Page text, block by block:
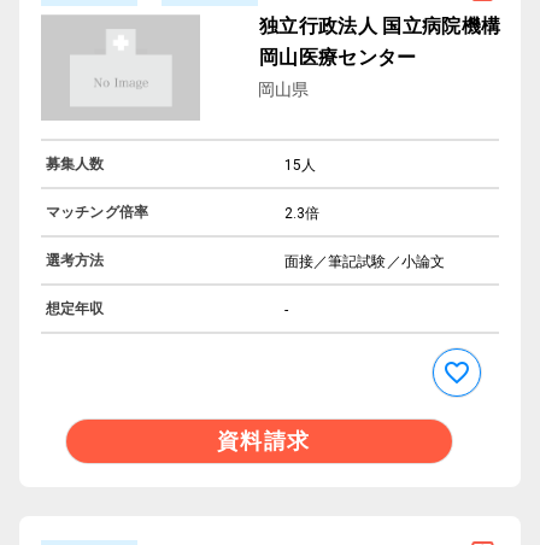
独立行政法人 国立病院機構
岡山医療センター
岡山県
募集人数 15人
マッチング倍率 2.3倍
選考方法 面接／筆記試験／小論文
想定年収 -
資料請求